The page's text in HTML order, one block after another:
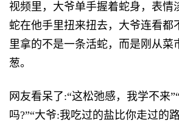
视频里，大爷单手握着蛇身，表情
蛇在他手里扭来扭去，大爷连看都
里拿的不是一条活蛇，而是刚从菜
葱。
网友看呆了:“这松弛感，我学不来
吗?”“大爷:我吃过的盐比你走过的